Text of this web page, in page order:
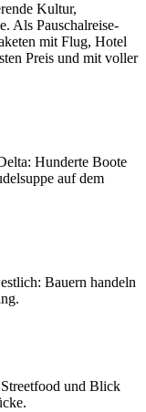
Kultur,
Als Pauschalreise-
mit Flug, Hotel
Preis und mit voller
Hunderte Boote
auf dem
Bauern handeln
und Blick